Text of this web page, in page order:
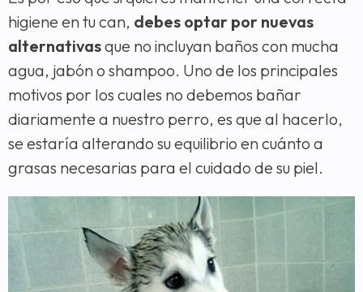
higiene en tu can, debes optar por nuevas
alternativasque no incluyan baños con mucha
agua, jabón o shampoo. Uno de los principales
motivos por los cuales no debemos bañar
diariamente a nuestro perro, es que al hacerlo,
se estaría alterando su equilibrio en cuánto a
grasas necesarias para el cuidado de su piel.